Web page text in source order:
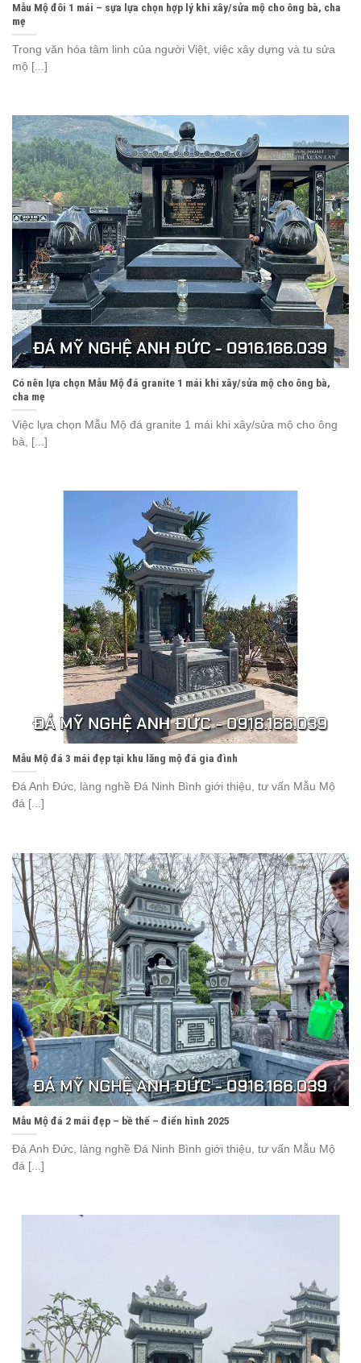
Mẫu Mộ đôi 1 mái – sựa lựa chọn hợp lý khi xây/sửa mộ cho ông bà, cha
mẹ
Trong văn hóa tâm linh của người Việt, việc xây dựng và tu sửa
mộ [...]
Có nên lựa chọn Mẫu Mộ đá granite 1 mái khi xây/sửa mộ cho ông bà,
cha mẹ
Việc lựa chọn Mẫu Mộ đá granite 1 mái khi xây/sửa mộ cho ông
bà, [...]
Mẫu Mộ đá 3 mái đẹp tại khu lăng mộ đá gia đình
Đá Anh Đức, làng nghề Đá Ninh Bình giới thiệu, tư vấn Mẫu Mộ
đá [...]
Mẫu Mộ đá 2 mái đẹp – bề thế – điển hình 2025
Đá Anh Đức, làng nghề Đá Ninh Bình giới thiệu, tư vấn Mẫu Mộ
đá [...]